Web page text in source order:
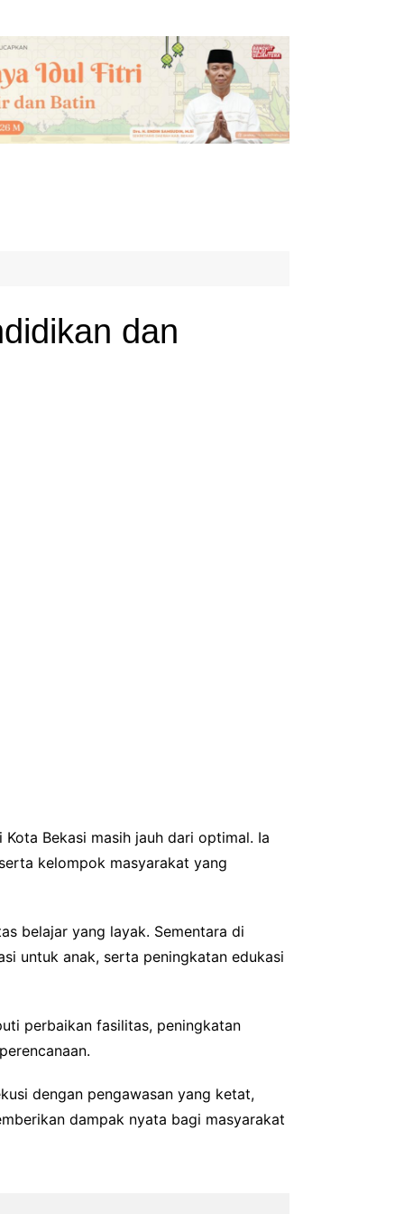
dan
Bekasi masih jauh dari optimal. Ia
kelompok masyarakat yang
belajar yang layak. Sementara di
untuk anak, serta peningkatan edukasi
perbaikan fasilitas, peningkatan
dengan pengawasan yang ketat,
dampak nyata bagi masyarakat